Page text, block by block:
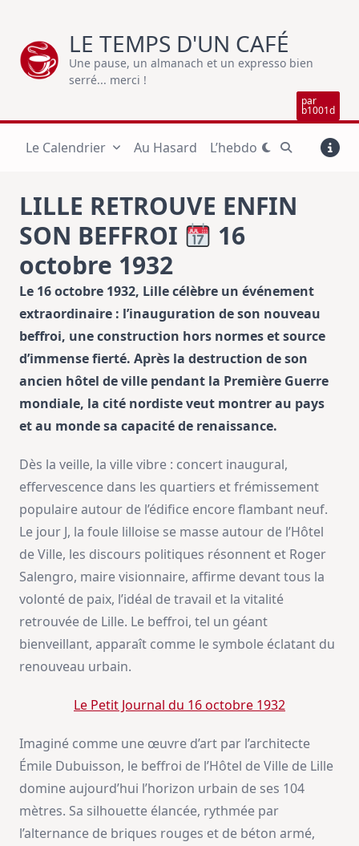
content
LE TEMPS D'UN CAFÉ
Une pause, un almanach et un expresso bien
serré... merci !
par
b1001d
Le Calendrier Au Hasard L’hebdo
LILLE RETROUVE ENFIN
SON BEFFROI
16
octobre 1932
Le 16 octobre 1932, Lille célèbre un événement
extraordinaire : l’inauguration de son nouveau
beffroi, une construction hors normes et source
d’immense fierté. Après la destruction de son
ancien hôtel de ville pendant la Première Guerre
mondiale, la cité nordiste veut montrer au pays
et au monde sa capacité de renaissance.
Dès la veille, la ville vibre : concert inaugural,
effervescence dans les quartiers et frémissement
populaire autour de l’édifice encore flambant neuf.
Le jour J, la foule lilloise se masse autour de l’Hôtel
de Ville, les discours politiques résonnent et Roger
Salengro, maire visionnaire, affirme devant tous la
volonté de paix, l’idéal de travail et la vitalité
retrouvée de Lille. Le beffroi, tel un géant
bienveillant, apparaît comme le symbole éclatant du
renouveau urbain.
Le Petit Journal du 16 octobre 1932
Imaginé comme une œuvre d’art par l’architecte
Émile Dubuisson, le beffroi de l’Hôtel de Ville de Lille
domine aujourd’hui l’horizon urbain de ses 104
mètres. Sa silhouette élancée, rythmée par
l’alternance de briques rouges et de béton armé,